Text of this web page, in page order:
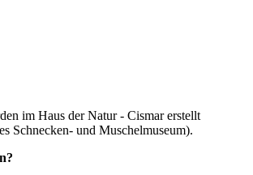
im Haus der Natur - Cismar erstellt
Schnecken- und Muschelmuseum).